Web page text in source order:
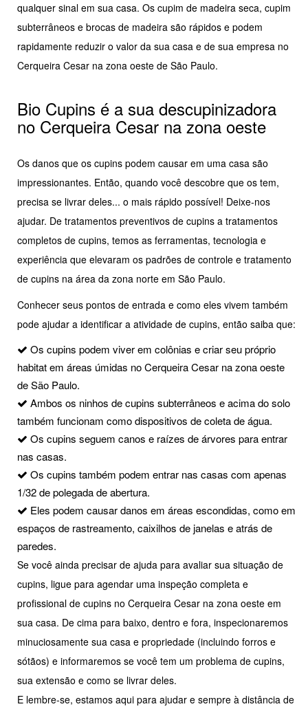
qualquer sinal em sua casa. Os cupim de madeira seca, cupim
subterrâneos e brocas de madeira são rápidos e podem
rapidamente reduzir o valor da sua casa e de sua empresa no
Cerqueira Cesar na zona oeste de São Paulo.
Bio Cupins é a sua descupinizadora
no Cerqueira Cesar na zona oeste
Os danos que os cupins podem causar em uma casa são
impressionantes. Então, quando você descobre que os tem,
precisa se livrar deles... o mais rápido possível! Deixe-nos
ajudar. De tratamentos preventivos de cupins a tratamentos
completos de cupins, temos as ferramentas, tecnologia e
experiência que elevaram os padrões de controle e tratamento
de cupins na área da zona norte em São Paulo.
Conhecer seus pontos de entrada e como eles vivem também
pode ajudar a identificar a atividade de cupins, então saiba que:
Os cupins podem viver em colônias e criar seu próprio
habitat em áreas úmidas no Cerqueira Cesar na zona oeste
de São Paulo.
Ambos os ninhos de cupins subterrâneos e acima do solo
também funcionam como dispositivos de coleta de água.
Os cupins seguem canos e raízes de árvores para entrar
nas casas.
Os cupins também podem entrar nas casas com apenas
1/32 de polegada de abertura.
Eles podem causar danos em áreas escondidas, como em
espaços de rastreamento, caixilhos de janelas e atrás de
paredes.
Se você ainda precisar de ajuda para avaliar sua situação de
cupins, ligue para agendar uma inspeção completa e
profissional de cupins no Cerqueira Cesar na zona oeste em
sua casa. De cima para baixo, dentro e fora, inspecionaremos
minuciosamente sua casa e propriedade (incluindo forros e
sótãos) e informaremos se você tem um problema de cupins,
sua extensão e como se livrar deles.
E lembre-se, estamos aqui para ajudar e sempre à distância de